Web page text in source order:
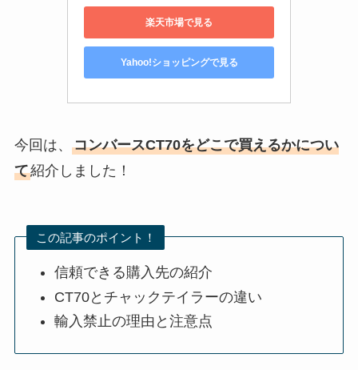
楽天市場で見る
Yahoo!ショッピングで見る
今回は、 コンバースCT70をどこで買えるかについ
て紹介しました！
この記事のポイント！
信頼できる購入先の紹介
CT70とチャックテイラーの違い
輸入禁止の理由と注意点